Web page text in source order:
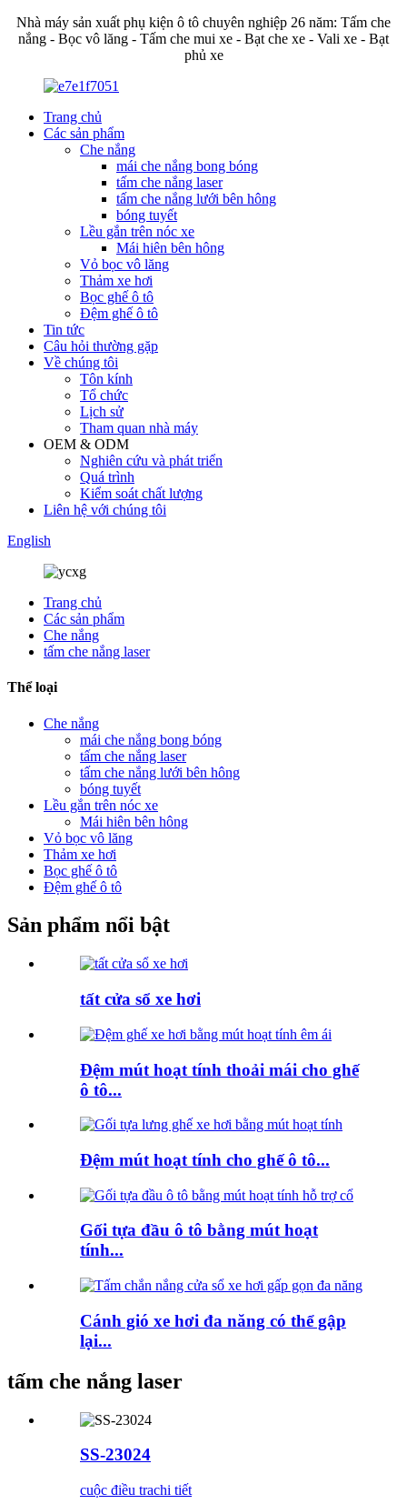
Nhà máy sản xuất phụ kiện ô tô chuyên nghiệp 26 năm: Tấm che
nắng - Bọc vô lăng - Tấm che mui xe - Bạt che xe - Vali xe - Bạt
phủ xe
Trang chủ
Các sản phẩm
Che nắng
mái che nắng bong bóng
tấm che nắng laser
tấm che nắng lưới bên hông
bóng tuyết
Lều gắn trên nóc xe
Mái hiên bên hông
Vỏ bọc vô lăng
Thảm xe hơi
Bọc ghế ô tô
Đệm ghế ô tô
Tin tức
Câu hỏi thường gặp
Về chúng tôi
Tôn kính
Tổ chức
Lịch sử
Tham quan nhà máy
OEM & ODM
Nghiên cứu và phát triển
Quá trình
Kiểm soát chất lượng
Liên hệ với chúng tôi
English
Trang chủ
Các sản phẩm
Che nắng
tấm che nắng laser
Thể loại
Che nắng
mái che nắng bong bóng
tấm che nắng laser
tấm che nắng lưới bên hông
bóng tuyết
Lều gắn trên nóc xe
Mái hiên bên hông
Vỏ bọc vô lăng
Thảm xe hơi
Bọc ghế ô tô
Đệm ghế ô tô
Sản phẩm nổi bật
tất cửa sổ xe hơi
Đệm mút hoạt tính thoải mái cho ghế
ô tô...
Đệm mút hoạt tính cho ghế ô tô...
Gối tựa đầu ô tô bằng mút hoạt
tính...
Cánh gió xe hơi đa năng có thể gập
lại...
tấm che nắng laser
SS-23024
cuộc điều trachi tiết